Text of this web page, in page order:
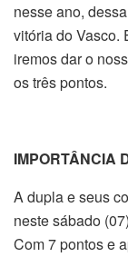
nesse ano,
vitória do Vasco.
iremos dar o
os três pontos.
IMPORTÂNCIA
A dupla e seus
neste sábado
Com 7 pontos e